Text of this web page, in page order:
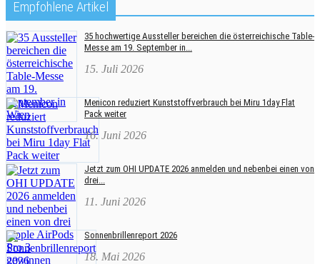
Empfohlene Artikel
35 hochwertige Aussteller bereichen die österreichische Table-
Messe am 19. September in...
15. Juli 2026
Menicon reduziert Kunststoffverbrauch bei Miru 1day Flat
Pack weiter
16. Juni 2026
Jetzt zum OHI UPDATE 2026 anmelden und nebenbei einen von
drei...
11. Juni 2026
Sonnenbrillenreport 2026
18. Mai 2026